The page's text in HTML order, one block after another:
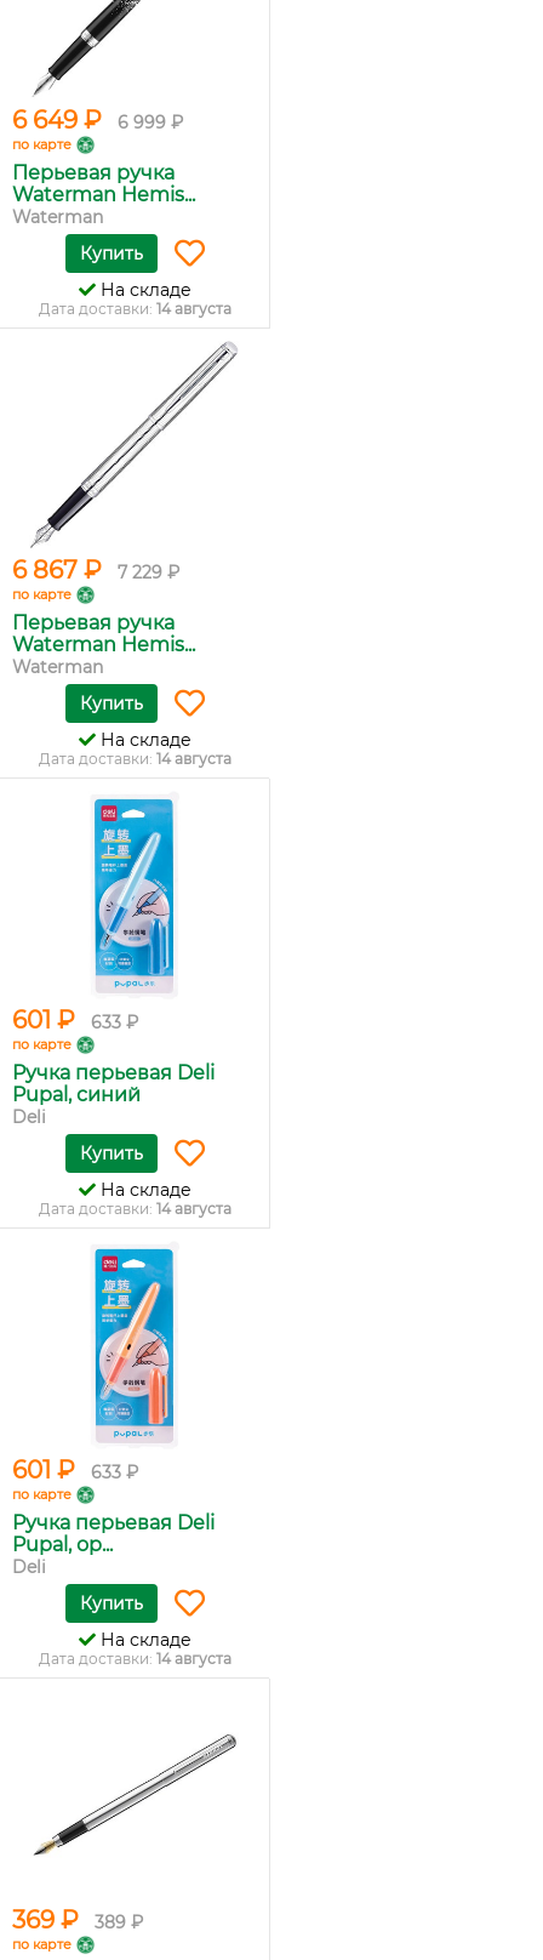
6 649 ₽ 6 999 ₽
по карте
Перьевая ручка
Waterman Hemis...
Waterman
Купить
На складе
Дата доставки: 14 августа
6 867 ₽ 7 229 ₽
по карте
Перьевая ручка
Waterman Hemis...
Waterman
Купить
На складе
Дата доставки: 14 августа
601 ₽ 633 ₽
по карте
Ручка перьевая Deli
Pupal, синий
Deli
Купить
На складе
Дата доставки: 14 августа
601 ₽ 633 ₽
по карте
Ручка перьевая Deli
Pupal, ор...
Deli
Купить
На складе
Дата доставки: 14 августа
369 ₽ 389 ₽
по карте